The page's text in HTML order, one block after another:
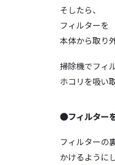
そしたら、
フィルターを
本体から取り
掃除機でフィ
ホコリを吸い
●フィルター
フィルターの
かけるように